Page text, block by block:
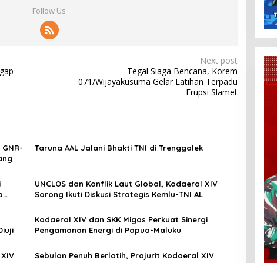
Follow Us
Next post
Tegal Siaga Bencana, Korem
071/Wijayakusuma Gelar Latihan Terpadu
Erupsi Slamet
Taruna AAL Jalani Bhakti TNI di Trenggalek
UNCLOS dan Konflik Laut Global, Kodaeral XIV
Sorong Ikuti Diskusi Strategis Kemlu-TNI AL
Kodaeral XIV dan SKK Migas Perkuat Sinergi
Pengamanan Energi di Papua-Maluku
Sebulan Penuh Berlatih, Prajurit Kodaeral XIV